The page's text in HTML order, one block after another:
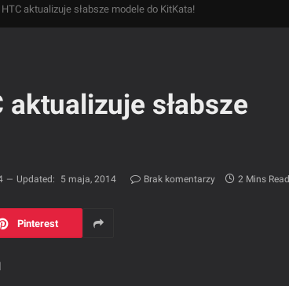
aktualizuje słabsze modele do KitKata!
aktualizuje słabsze
Updated: 5 maja, 2014 Brak komentarzy 2 Mins Read
Pinterest